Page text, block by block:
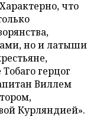
что
но и латыши
герцог
Виллем
Курляндией».